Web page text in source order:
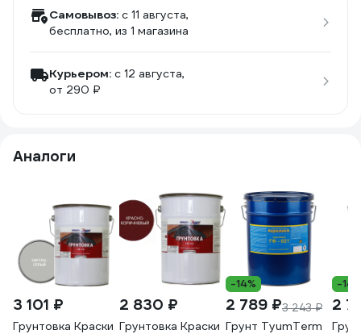
Самовывоз: c 11 августа,
бесплатно, из 1 магазина
Курьером: c 12 августа,
от 290 ₽
Аналоги
3 101 ₽
Грунтовка Краски
2 830 ₽
Грунтовка Краски
-14%
2 789 ₽3 243 ₽
Грунт TyumTerm
-
2